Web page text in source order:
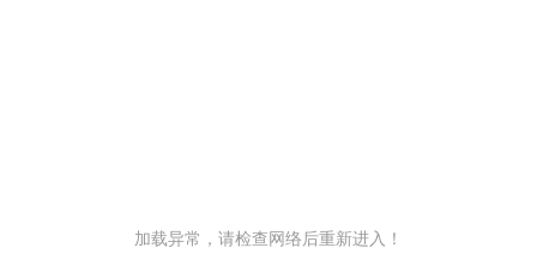
加载异常，请检查网络后重新进入！